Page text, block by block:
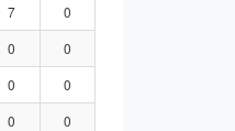
7
0
0
0
0
0
0
0